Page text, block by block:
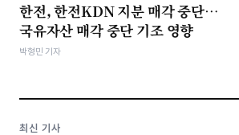
한전, 한전KDN 지분 매각 중단…
국유자산 매각 중단 기조 영향
박형민 기자
최신 기사